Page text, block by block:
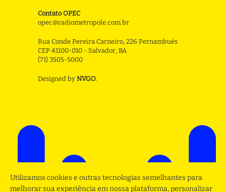
Contato OPEC
opec@radiometropole.com.br
Rua Conde Pereira Carneiro, 226 Pernambués
CEP 41100-010 - Salvador, BA
(71) 3505-5000
Designed by NVGO.
Utilizamos cookies e outras tecnologias semelhantes para
melhorar sua experiência em nossa plataforma, personalizar